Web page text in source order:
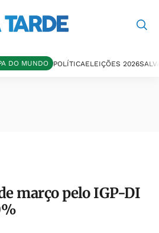
DO MUNDO POLÍTICAELEIÇÕES 2026
março pelo IGP-DI